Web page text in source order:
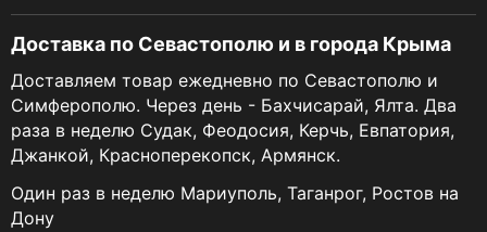
Доставка по Севастополю и в города Крыма
Доставляем товар ежедневно по Севастополю и
Симферополю. Через день - Бахчисарай, Ялта. Два
раза в неделю Судак, Феодосия, Керчь, Евпатория,
Джанкой, Красноперекопск, Армянск.
Один раз в неделю Мариуполь, Таганрог, Ростов на
Дону